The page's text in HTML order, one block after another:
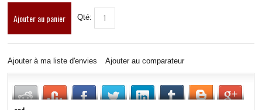
Ajouter au panier Qté:
Ajouter à ma liste d'envies Ajouter au comparateur